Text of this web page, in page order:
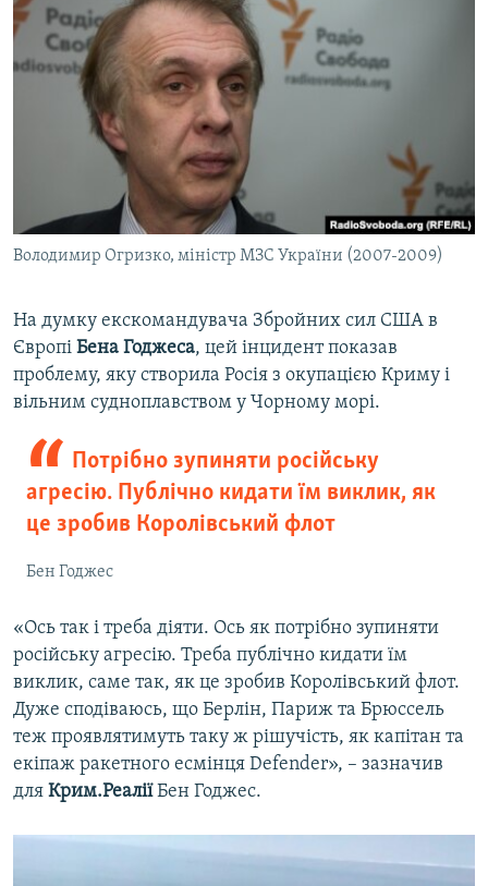
Володимир Огризко, міністр МЗС України (2007-2009)
На думку екскомандувача Збройних сил США в
Європі Бена Годжеса, цей інцидент показав
проблему, яку створила Росія з окупацією Криму і
вільним судноплавством у Чорному морі.
Потрібно зупиняти російську
агресію. Публічно кидати їм виклик, як
це зробив Королівський флот
Бен Годжес
«Ось так і треба діяти. Ось як потрібно зупиняти
російську агресію. Треба публічно кидати їм
виклик, саме так, як це зробив Королівський флот.
Дуже сподіваюсь, що Берлін, Париж та Брюссель
теж проявлятимуть таку ж рішучість, як капітан та
екіпаж ракетного есмінця Defender», – зазначив
для Крим.РеаліїБен Годжес.